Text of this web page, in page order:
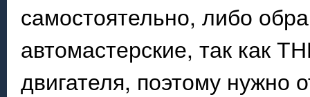
самостоятельно, либо
автомастерские, так как
двигателя, поэтому нужно